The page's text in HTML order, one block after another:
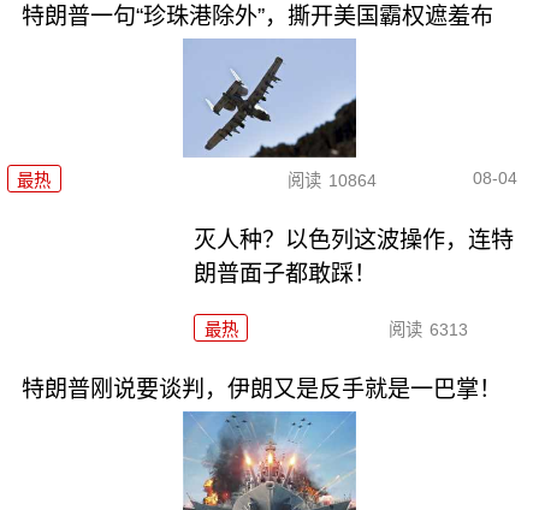
特朗普一句“珍珠港除外”，撕开美国霸权遮羞布
最热 阅读 10864 08-04
灭人种？以色列这波操作，连特
朗普面子都敢踩！
最热 阅读 6313
特朗普刚说要谈判，伊朗又是反手就是一巴掌！